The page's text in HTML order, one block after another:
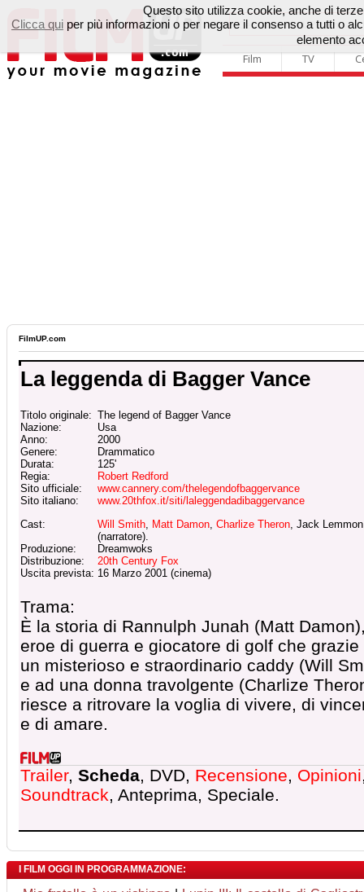
Film TV
FilmUP.com
La leggenda di Bagger Vance
Titolo originale: The legend of Bagger Vance
Nazione:
Usa
Anno:
2000
Genere:
Drammatico
Durata:
125'
Regia:
Robert Redford
Sito ufficiale:
www.cannery.com/thelegendofbaggervance
Sito italiano:
www.20thfox.it/siti/laleggendadibaggervance
Cast:
Will Smith, Matt Damon, Charlize Theron, Jack Lemmon
(narratore).
Produzione:
Dreamwoks
Distribuzione:
20th Century Fox
Uscita prevista: 16 Marzo 2001 (cinema)
Trama:
È la storia di Rannulph Junah (Matt
eroe di guerra e giocatore di golf che grazie
un misterioso e straordinario caddy (Will
e ad una donna travolgente (Charlize
riesce a ritrovare la voglia di vivere, di
e di amare.
Trailer, Scheda, DVD, Recensione, Opinioni
Soundtrack, Anteprima, Speciale.
I FILM OGGI IN PROGRAMMAZIONE:
Questo sito utilizza cookie, anche di
Clicca qui per più informazioni o per negare il consenso a tutti o
elemento